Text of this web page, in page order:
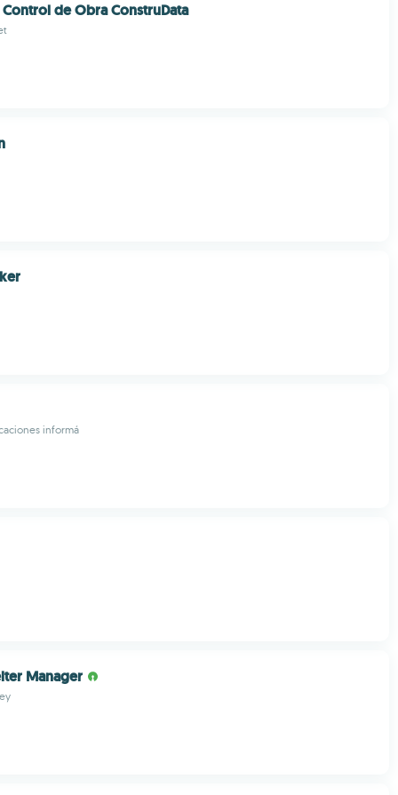
de Obra ConstruData
informá
Manager